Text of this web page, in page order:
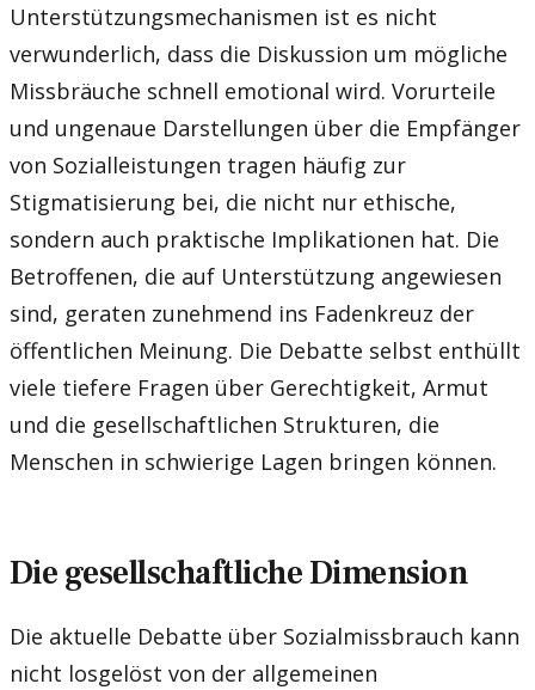
Unterstützungsmechanismen ist es nicht
verwunderlich, dass die Diskussion um mögliche
Missbräuche schnell emotional wird. Vorurteile
und ungenaue Darstellungen über die Empfänger
von Sozialleistungen tragen häufig zur
Stigmatisierung bei, die nicht nur ethische,
sondern auch praktische Implikationen hat. Die
Betroffenen, die auf Unterstützung angewiesen
sind, geraten zunehmend ins Fadenkreuz der
öffentlichen Meinung. Die Debatte selbst enthüllt
viele tiefere Fragen über Gerechtigkeit, Armut
und die gesellschaftlichen Strukturen, die
Menschen in schwierige Lagen bringen können.
Die gesellschaftliche Dimension
Die aktuelle Debatte über Sozialmissbrauch kann
nicht losgelöst von der allgemeinen